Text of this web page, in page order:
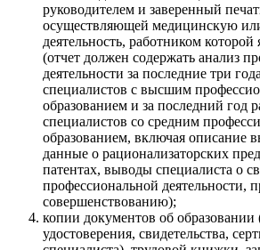
руководителем и заверенный
осуществляющей медицинскую
деятельность, работником которой
(отчет должен содержать анализ
деятельности за последние три
специалистов с высшим
образованием и за последний год
специалистов со средним
образованием, включая описание
данные о рационализаторских
патентах, выводы специалиста о
профессиональной деятельности,
совершенствованию);
копии документов об
удостоверения, свидетельства,